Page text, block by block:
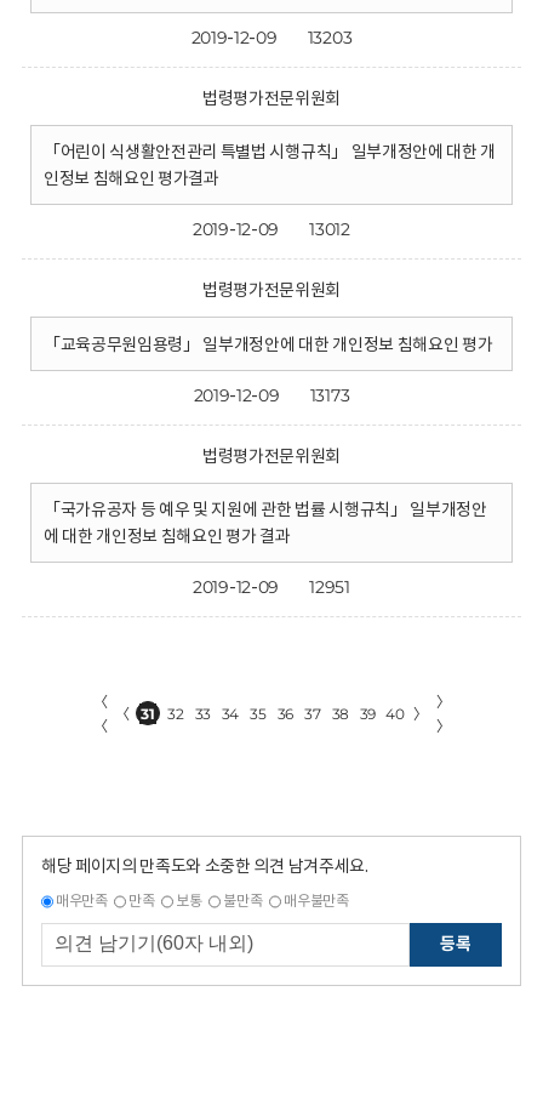
2019-12-09 13203
법령평가전문위원회
「어린이 식생활안전관리 특별법 시행규칙」 일부개정안에 대한 개
인정보 침해요인 평가결과
2019-12-09 13012
법령평가전문위원회
「교육공무원임용령」 일부개정안에 대한 개인정보 침해요인 평가
2019-12-09 13173
법령평가전문위원회
「국가유공자 등 예우 및 지원에 관한 법률 시행규칙」 일부개정안
에 대한 개인정보 침해요인 평가 결과
2019-12-09 12951
〈
〈
〈 31 32 33 34 35 36 37 38 39 40 〉
〉
〉
해당 페이지의 만족도와 소중한 의견 남겨주세요.
매우만족 만족 보통 불만족 매우불만족
등록